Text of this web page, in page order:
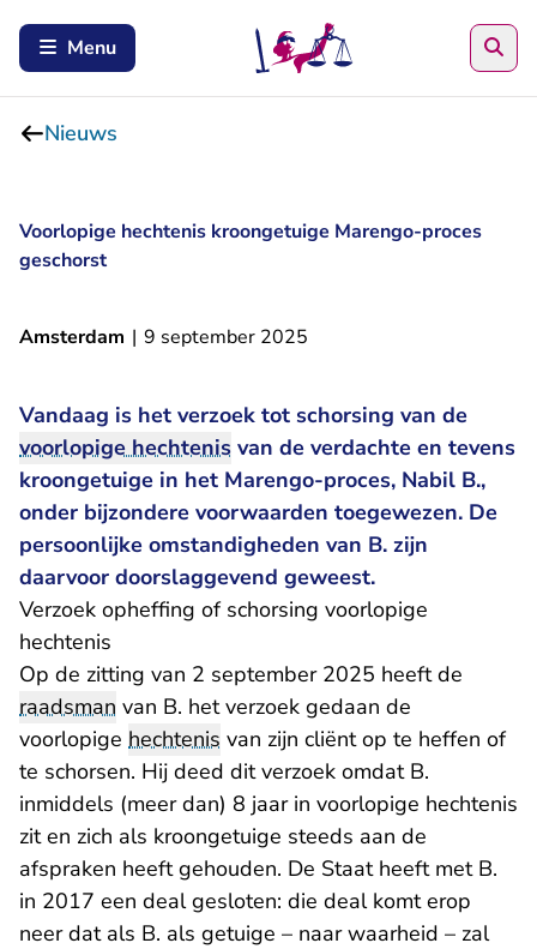
Menu
Nieuws
Voorlopige hechtenis kroongetuige Marengo-proces
geschorst
Amsterdam | 9 september 2025
Vandaag is het verzoek tot schorsing van de
voorlopige hechtenis van de verdachte en tevens
kroongetuige in het Marengo-proces, Nabil B.,
onder bijzondere voorwaarden toegewezen. De
persoonlijke omstandigheden van B. zijn
daarvoor doorslaggevend geweest.
Verzoek opheffing of schorsing voorlopige
hechtenis
Op de zitting van 2 september 2025 heeft de
raadsman van B. het verzoek gedaan de
voorlopige hechtenis van zijn cliënt op te heffen of
te schorsen. Hij deed dit verzoek omdat B.
inmiddels (meer dan) 8 jaar in voorlopige hechtenis
zit en zich als kroongetuige steeds aan de
afspraken heeft gehouden. De Staat heeft met B.
in 2017 een deal gesloten: die deal komt erop
neer dat als B. als getuige – naar waarheid – zal